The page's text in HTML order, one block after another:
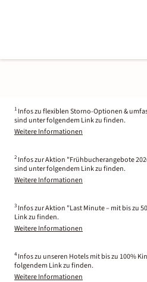
1 Infos zu flexiblen Storno-Optionen &
sind unter folgendem Link zu finden.
Weitere Informationen
2 Infos zur Aktion "Frühbucherangebote
sind unter folgendem Link zu finden.
Weitere Informationen
3 Infos zur Aktion "Last Minute – mit bis zu
Link zu finden.
Weitere Informationen
4 Infos zu unseren Hotels mit bis zu 100%
folgendem Link zu finden.
Weitere Informationen